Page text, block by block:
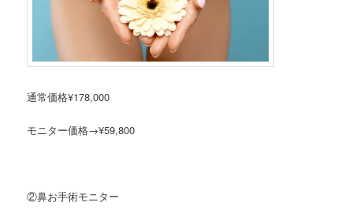
通常価格¥178,000
モニター価格→¥59,800
②鼻お手術モニター